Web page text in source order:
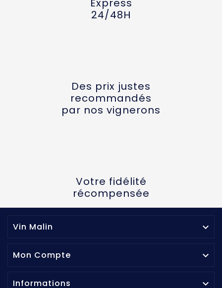
Express
24/48H
Des prix justes
recommandés
par nos vignerons
Votre fidélité
récompensée
Vin Malin 
Mon Compte 
Informations 